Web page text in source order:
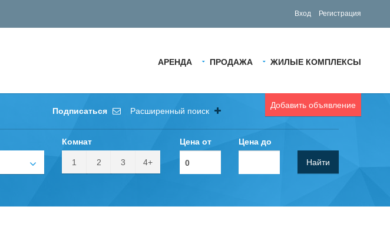
Вход Регистрация
АРЕНДА ПРОДАЖА ЖИЛЫЕ КОМПЛЕКСЫ
Добавить объявление
Подписаться Расширенный поиск
Комнат
1 2 3 4+
Цена от Цена до
Найти